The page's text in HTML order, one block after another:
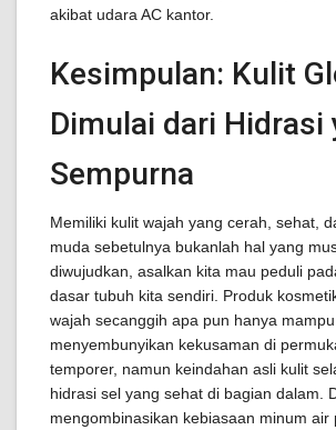
akibat udara AC kantor.
Kesimpulan: Kulit
Dimulai dari Hidrasi
Sempurna
Memiliki kulit wajah yang cerah, sehat,
muda sebetulnya bukanlah hal yang
diwujudkan, asalkan kita mau peduli
dasar tubuh kita sendiri. Produk
wajah secanggih apa pun hanya mampu
menyembunyikan kekusaman di
temporer, namun keindahan asli kulit
hidrasi sel yang sehat di bagian dalam.
mengombinasikan kebiasaan minum air